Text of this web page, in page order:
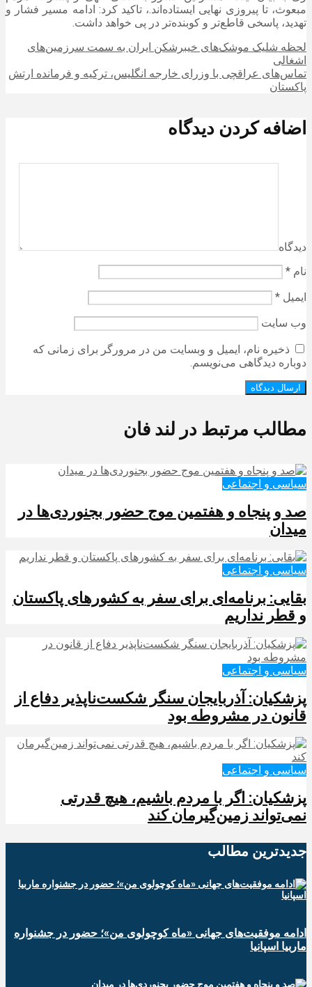
مبعوث، تا پیروزی نهایی ایستاده‌اند.، تاکید کرد: ادامه مسیر فشار و
تهدید، پاسخی قاطع‌تر و کوبنده‌تر در پی خواهد داشت.
لحظه شلیک موشک‌های خیبرشکن ایران به سمت سرزمین‌های
اشغالی
تماس‌های عراقچی با وزرای خارجه انگلیس، ترکیه و فرمانده ارتش
پاکستان
اضافه کردن دیدگاه
دیدگاه
نام *
ایمیل *
وب‌ سایت
ذخیره نام، ایمیل و وبسایت من در مرورگر برای زمانی که
دوباره دیدگاهی می‌نویسم.
مطالب مرتبط در لند فان
سیاسی و اجتماعی
صد و پنجاه و هفتمین موج حضور بجنوردی‌ها در
میدان
سیاسی و اجتماعی
بقایی: برنامه‌ای برای سفر به کشورهای پاکستان
و قطر نداریم
سیاسی و اجتماعی
پزشکیان: آذربایجان سنگر شکست‌ناپذیر دفاع از
قانون در مشروطه بود
سیاسی و اجتماعی
پزشکیان: اگر با مردم باشیم، هیچ قدرتی
نمی‌تواند زمین‌گیرمان کند
جدیدترین‌ مطالب
ادامه موفقیت‌های جهانی «ماه کوچولوی من»؛ حضور در جشنواره
ماربیا اسپانیا